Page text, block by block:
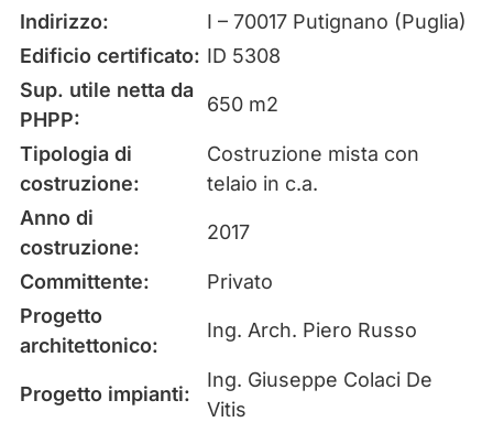
Indirizzo:
I – 70017 Putignano (Puglia)
Edificio certificato: ID 5308
Sup. utile netta da
PHPP:
650 m2
Tipologia di
costruzione:
Costruzione mista con
telaio in c.a.
Anno di
costruzione:
2017
Committente:
Privato
Progetto
architettonico:
Ing. Arch. Piero Russo
Progetto impianti:
Ing. Giuseppe Colaci De
Vitis